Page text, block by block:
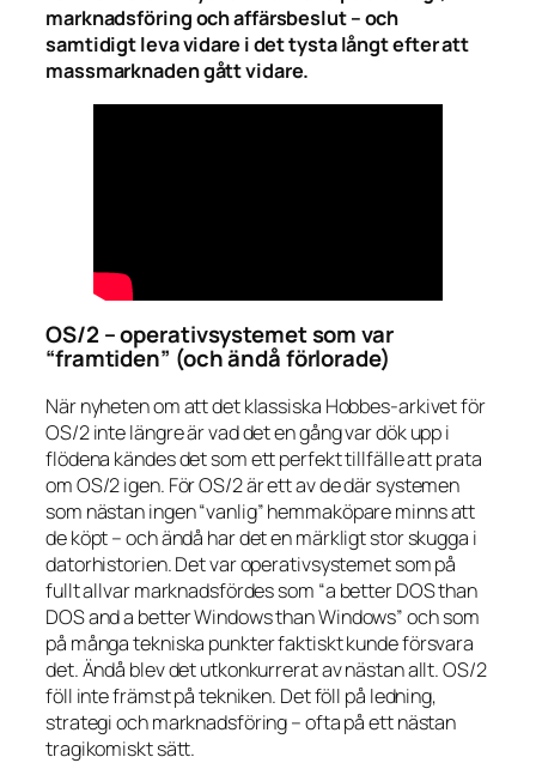
marknadsföring och affärsbeslut – och
samtidigt leva vidare i det tysta långt efter att
massmarknaden gått vidare.
OS/2 – operativsystemet som var
“framtiden” (och ändå förlorade)
När nyheten om att det klassiska Hobbes-arkivet för
OS/2 inte längre är vad det en gång var dök upp i
flödena kändes det som ett perfekt tillfälle att prata
om OS/2 igen. För OS/2 är ett av de där systemen
som nästan ingen “vanlig” hemmaköpare minns att
de köpt – och ändå har det en märkligt stor skugga i
datorhistorien. Det var operativsystemet som på
fullt allvar marknadsfördes som “a better DOS than
DOS and a better Windows than Windows”och som
på många tekniska punkter faktiskt kunde försvara
det. Ändå blev det utkonkurrerat av nästan allt. OS/2
föll inte främst på tekniken. Det föll på ledning,
strategi och marknadsföring – ofta på ett nästan
tragikomiskt sätt.